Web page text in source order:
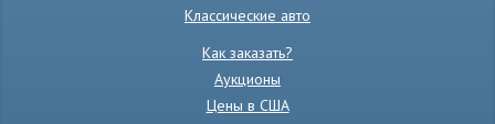
Классические авто
Как заказать?
Аукционы
Цены в США